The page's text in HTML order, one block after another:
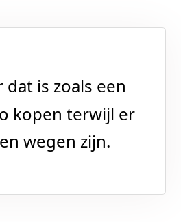
dat is zoals een
kopen terwijl er
wegen zijn.